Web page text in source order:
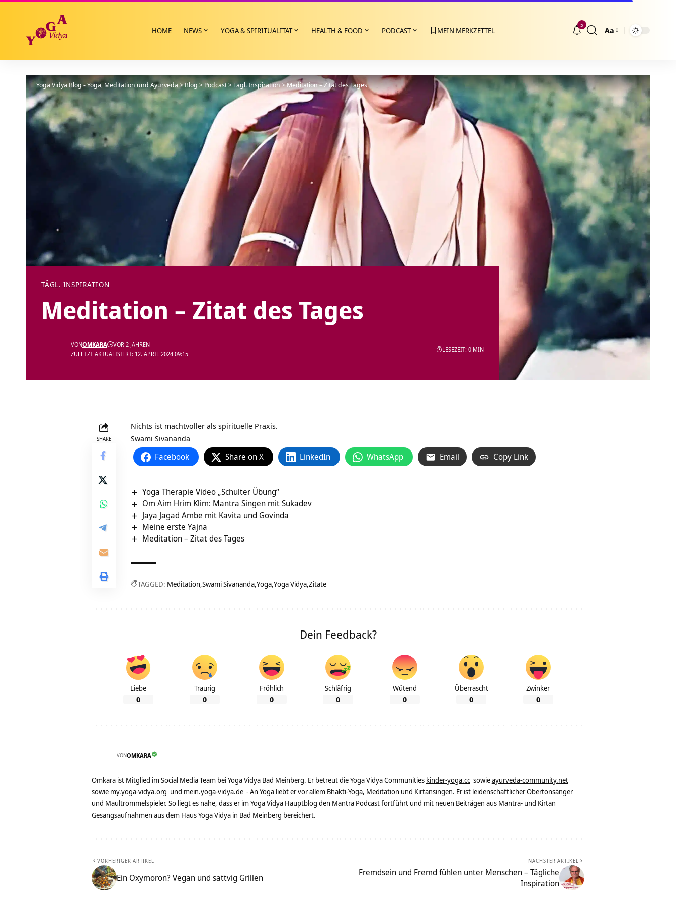
HOME NEWS YOGA & SPIRITUALITÄT HEALTH & FOOD PODCAST MEIN MERKZETTEL
5
Größenänderung
Aa
Yoga Vidya Blog - Yoga, Meditation und Ayurveda>Blog> Podcast>Tägl. Inspiration>Meditation – Zitat des Tages
TÄGL. INSPIRATION
Meditation – Zitat des Tages
ZULETZT AKTUALISIERT: 12. APRIL 2024 09:15
VONOMKARA VOR 2 JAHREN
LESEZEIT: 0 MIN
SHARE
Nichts ist machtvoller als spirituelle Praxis.
Swami Sivananda
Facebook Share on X LinkedIn WhatsApp Email Copy Link
Yoga Therapie Video „Schulter Übung“
Om Aim Hrim Klim: Mantra Singen mit Sukadev
Jaya Jagad Ambe mit Kavita und Govinda
Meine erste Yajna
Meditation – Zitat des Tages
TAGGED: Meditation Swami Sivananda Yoga Yoga Vidya Zitate
Dein Feedback?
Liebe
0
Traurig
0
Fröhlich
0
Schläfrig
0
Wütend
0
Überrascht
0
Zwinker
0
VONOMKARA
Omkara ist Mitglied im Social Media Team bei Yoga Vidya Bad Meinberg. Er betreut die Yoga Vidya Communities kinder-yoga.cc sowieayurveda-community.net
sowie my.yoga-vidya.org und mein.yoga-vidya.de - An Yoga liebt er vor allem Bhakti-Yoga, Meditation und Kirtansingen. Er ist leidenschaftlicher Obertonsänger
und Maultrommelspieler. So liegt es nahe, dass er im Yoga Vidya Hauptblog den Mantra Podcast fortführt und mit neuen Beiträgen aus Mantra- und Kirtan
Gesangsaufnahmen aus dem Haus Yoga Vidya in Bad Meinberg bereichert.
VORHERIGER ARTIKEL
Ein Oxymoron? Vegan und sattvig Grillen
NÄCHSTER ARTIKEL
Fremdsein und Fremd fühlen unter Menschen – Tägliche
Inspiration